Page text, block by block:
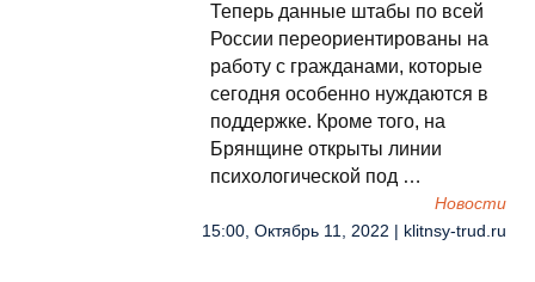
Теперь данные штабы по всей
России переориентированы на
работу с гражданами, которые
сегодня особенно нуждаются в
поддержке. Кроме того, на
Брянщине открыты линии
психологической под …
Новости
15:00, Октябрь 11, 2022 | klitnsy-trud.ru